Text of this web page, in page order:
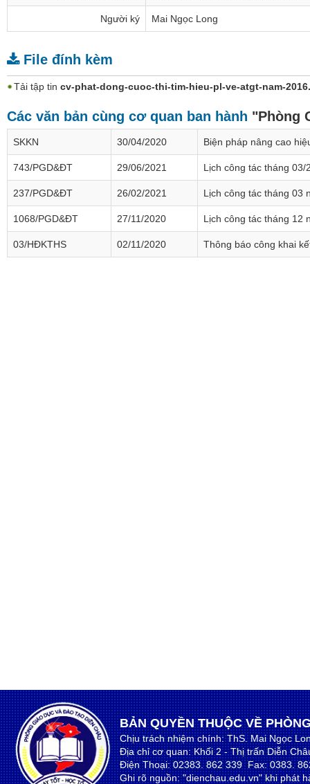
Người ký Mai Ngọc Long
File đính kèm
Tải tập tin cv-phat-dong-cuoc-thi-tim-hieu-pl-ve-atgt-nam-
Các văn bản cùng cơ quan ban hành "Phòng
SKKN 30/04/2020 Biện pháp nâng cao
743/PGD&ĐT 29/06/2021 Lịch công tác tháng 03/
237/PGD&ĐT 26/02/2021 Lịch công tác tháng 03
1068/PGD&ĐT 27/11/2020 Lịch công tác tháng 12
03/HĐKTHS 02/11/2020 Thông báo công khai
BẢN QUYỀN THUỘC VỀ
Chịu trách nhiệm chính: ThS. Mai Ngọc
Địa chỉ cơ quan: Khối 2 - Thị trấn Diễn
Điện Thoại: 02383. 862 339 Fax: 0383.
Ghi rõ nguồn: "dienchau.edu.vn" khi phát